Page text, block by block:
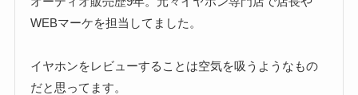
WEBマーケを担当してました。
イヤホンをレビューすることは空気を吸うようなもの
だと思ってます。